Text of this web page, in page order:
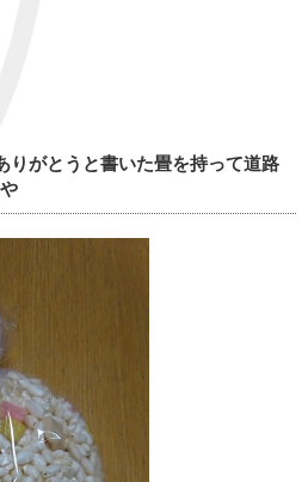
がとうと書いた畳を持って道路